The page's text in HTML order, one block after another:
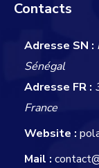
Contacts
Adresse SN :
Sénégal
Adresse FR :
France
Website :
Mail :